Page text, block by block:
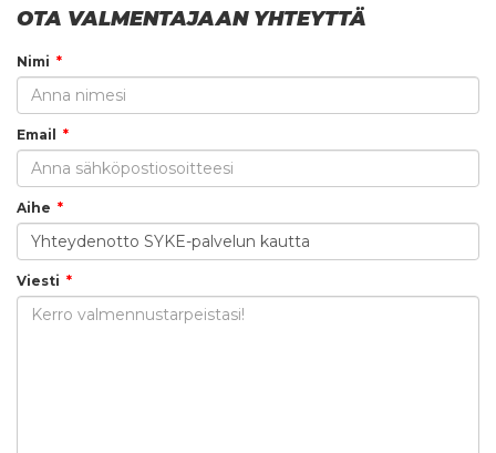
OTA VALMENTAJAAN YHTEYTTÄ
Nimi
Email
Aihe
Viesti